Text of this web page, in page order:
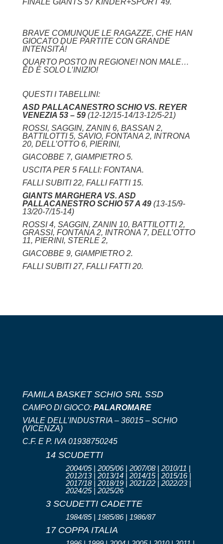
BRAVE COMUNQUE LE RAGAZZE, CHE HAN
GIOCATO DUE PARTITE CON GRANDE
INTENSITÀ!
QUARTO POSTO IN REGIONE! NON MALE…
ED È SOLO L’INIZIO!
QUESTI I TABELLINI:
ASD PALLACANESTRO SCHIO VS. REYER
VENEZIA 53 – 59(12-12/15-14/13-12/5-21)
ROSSI, SAGGIN, ZANIN 6, BASSAN 2,
BATTILOTTI 5, SAVIO, FONTANA 2, INTRONA
20, DELL’OTTO 6, PIERINI,
GIACOBBE 7, GIAMPIETRO 5.
USCITA PER 5 FALLI: FONTANA.
FALLI SUBITI 22, FALLI FATTI 15.
GIANTS MARGHERA VS. ASD
PALLACANESTRO SCHIO 57 A 49(13-15/9-
13/20-7/15-14)
ROSSI 4, SAGGIN, ZANIN 10, BATTILOTTI 2,
GRASSI, FONTANA 2, INTRONA 7, DELL’OTTO
11, PIERINI, STERLE 2,
GIACOBBE 9, GIAMPIETRO 2.
FALLI SUBITI 27, FALLI FATTI 20.
FAMILA BASKET SCHIO SRL SSD
CAMPO DI GIOCO: PALAROMARE
VIALE DELL’INDUSTRIA – 36015 – SCHIO
(VICENZA)
C.F. E P. IVA 01938750245
14 SCUDETTI
2004/05 | 2005/06 | 2007/08 | 2010/11 |
2012/13 | 2013/14 | 2014/15 | 2015/16 |
2017/18 | 2018/19 | 2021/22 | 2022/23 |
2024/25 | 2025/26
3 SCUDETTI CADETTE
1984/85 | 1985/86 | 1986/87
17 COPPA ITALIA